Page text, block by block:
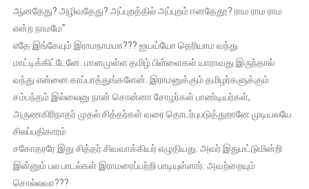
ஆனதேது? அழிவதேது? அப்புறத்தில் அப்புறம் ஈனதேதூ? ராம ராம ராம
என்ற நாமமே”
எதே இங்கேயும் இராமநாமமா??? ஐயய்யோ தெரியாம வந்து
மாட்டிக்கிட்டேனே. மானமுள்ள தமிழ் பிள்ளைகள் யாராவது இருந்தால்
வந்து என்னை காப்பாத்துங்களேன். இராமனுக்கும் தமிழர்களுக்கும்
சம்பந்தம் இல்லைனு நான் சொன்னா சோழர்கள் பாண்டியர்கள்,
அருணகிரிநாதர் முதல் சித்தர்கள் வரை தொடர்புபடுத்துறானே முடியலயே
சிலப்பதிகாரம்
சகோதரரே இது சித்தர் சிவவாக்கியர் எழுதியது. அவர் இதுமட்டுமின்றி
இன்னும் பல பாடல்கள் இராமரைப்பற்றி பாடியுள்ளார். அவற்றையும்
சொல்லவா???